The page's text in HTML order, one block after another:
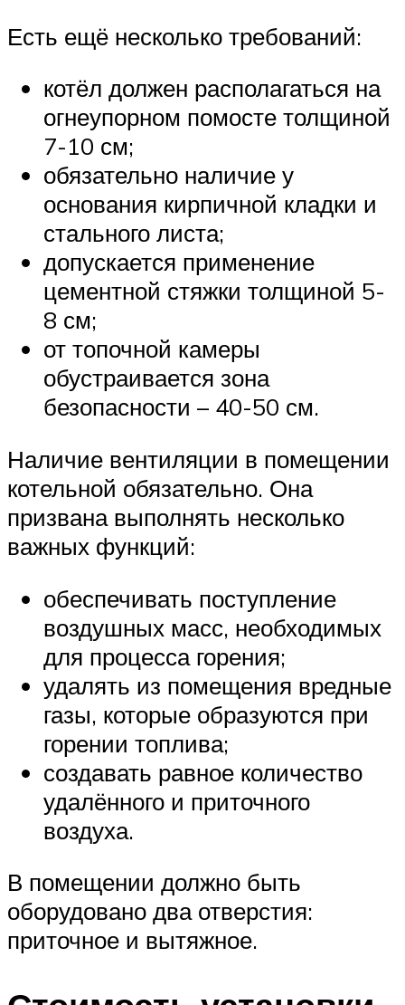
Есть ещё несколько требований:
котёл должен располагаться на
огнеупорном помосте толщиной
7-10 см;
обязательно наличие у
основания кирпичной кладки и
стального листа;
допускается применение
цементной стяжки толщиной 5-
8 см;
от топочной камеры
обустраивается зона
безопасности – 40-50 см.
Наличие вентиляции в помещении
котельной обязательно. Она
призвана выполнять несколько
важных функций:
обеспечивать поступление
воздушных масс, необходимых
для процесса горения;
удалять из помещения вредные
газы, которые образуются при
горении топлива;
создавать равное количество
удалённого и приточного
воздуха.
В помещении должно быть
оборудовано два отверстия:
приточное и вытяжное.